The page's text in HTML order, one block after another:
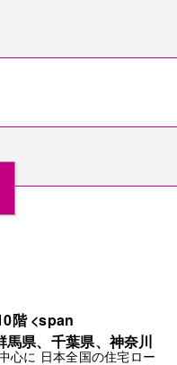
階 <span
県、千葉県、神奈川
心に 日本全国の住宅ロー